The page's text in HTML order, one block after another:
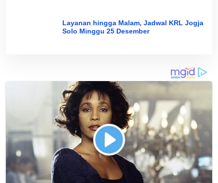
Layanan hingga Malam, Jadwal KRL Jogja
Solo Minggu 25 Desember